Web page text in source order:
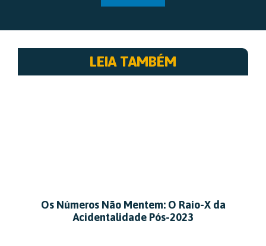
LEIA TAMBÉM
Os Números Não Mentem: O Raio-X da
Acidentalidade Pós-2023